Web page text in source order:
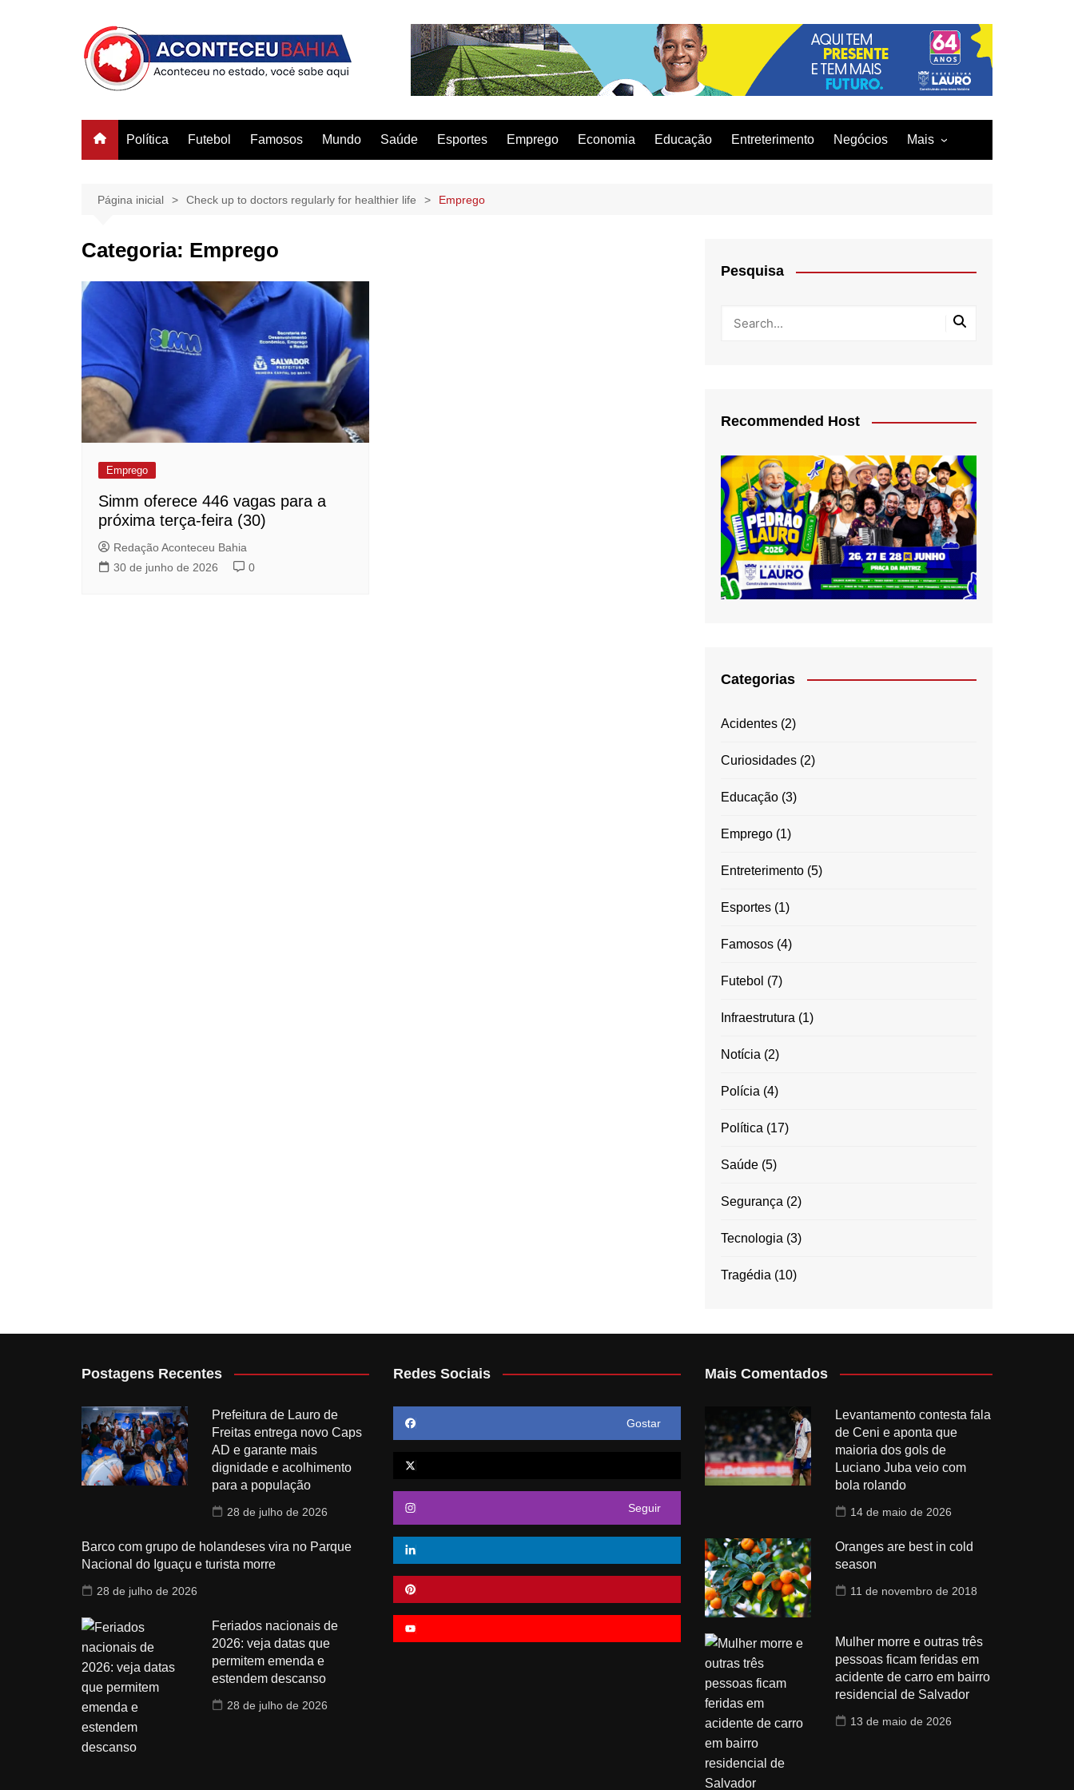
Política Futebol Famosos Mundo Saúde Esportes Emprego Economia Educação Entreterimento Negócios Mais
Moda
Página inicial Check up to doctors regularly for healthier life Emprego
Categoria: Emprego
Emprego
Simm oferece 446 vagas para a
próxima terça-feira (30)
Redação Aconteceu Bahia
30 de junho de 2026
0
Pesquisa
Recommended Host
Categorias
Acidentes (2)
Curiosidades (2)
Educação (3)
Emprego (1)
Entreterimento (5)
Esportes (1)
Famosos (4)
Futebol (7)
Infraestrutura (1)
Notícia (2)
Polícia (4)
Política (17)
Saúde (5)
Segurança (2)
Tecnologia (3)
Tragédia (10)
Postagens Recentes
Prefeitura de Lauro de
Freitas entrega novo Caps
AD e garante mais
dignidade e acolhimento
para a população
28 de julho de 2026
Barco com grupo de holandeses vira no Parque
Nacional do Iguaçu e turista morre
28 de julho de 2026
Feriados nacionais de
2026: veja datas que
permitem emenda e
estendem descanso
28 de julho de 2026
Redes Sociais
Gostar
Seguir
Mais Comentados
Levantamento contesta fala
de Ceni e aponta que
maioria dos gols de
Luciano Juba veio com
bola rolando
14 de maio de 2026
Oranges are best in cold
season
11 de novembro de 2018
Mulher morre e outras três
pessoas ficam feridas em
acidente de carro em bairro
residencial de Salvador
13 de maio de 2026